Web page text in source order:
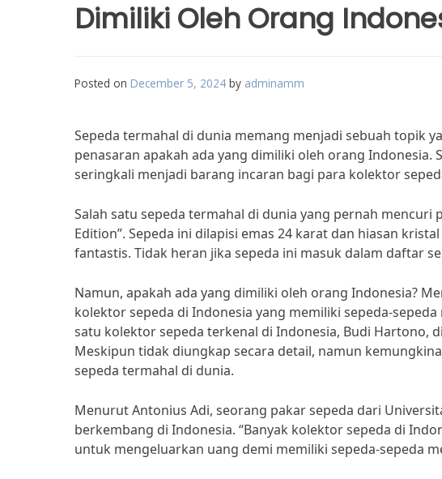
Dimiliki Oleh Orang
Posted on December 5, 2024 by adminamm
Sepeda termahal di dunia memang menjadi sebuah topik
penasaran apakah ada yang dimiliki oleh orang Indonesia.
seringkali menjadi barang incaran bagi para kolektor
Salah satu sepeda termahal di dunia yang pernah mencuri
Edition”. Sepeda ini dilapisi emas 24 karat dan hiasan
fantastis. Tidak heran jika sepeda ini masuk dalam daftar
Namun, apakah ada yang dimiliki oleh orang Indonesia?
kolektor sepeda di Indonesia yang memiliki sepeda-
satu kolektor sepeda terkenal di Indonesia, Budi Hartono,
Meskipun tidak diungkap secara detail, namun
sepeda termahal di dunia.
Menurut Antonius Adi, seorang pakar sepeda dari
berkembang di Indonesia. “Banyak kolektor sepeda di
untuk mengeluarkan uang demi memiliki sepeda-sepeda